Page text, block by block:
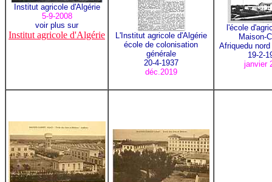
Institut agricole d'Algérie
5-9-2008
voir plus sur
Institut agricole d'Algérie
L'Institut agricole d'Algérie
école de colonisation
générale
20-4-1937
déc.2019
l'école
Maison-
Afriquedu
19-2-
janvier